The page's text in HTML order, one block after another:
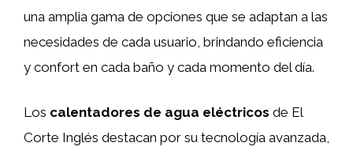
una amplia gama de opciones que se adaptan a las
necesidades de cada usuario, brindando eficiencia
y confort en cada baño y cada momento del día.
Los calentadores de agua eléctricos de El
Corte Inglés destacan por su tecnología avanzada,